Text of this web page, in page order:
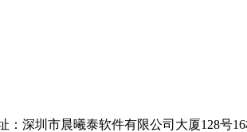
深圳市晨曦泰软件有限公司大厦128号